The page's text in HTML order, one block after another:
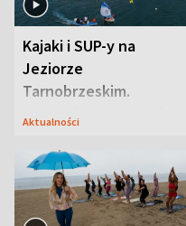
Kajaki i SUP-y na
Jeziorze
Tarnobrzeskim.
Przyrodnicy zwracają
Aktualności